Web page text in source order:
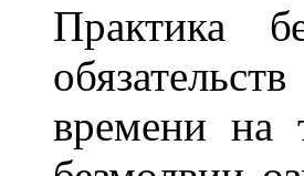
Практика
времени на